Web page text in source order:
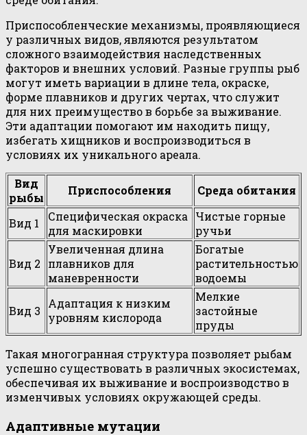
Приспособленческие механизмы, проявляющиеся
у различных видов, являются результатом
сложного взаимодействия наследственных
факторов и внешних условий. Разные группы рыб
могут иметь вариации в длине тела, окраске,
форме плавников и других чертах, что служит
для них преимущество в борьбе за выживание.
Эти адаптации помогают им находить пищу,
избегать хищников и воспроизводиться в
условиях их уникального ареала.
Вид
рыбы
Приспособления Среда обитания
Вид 1
Специфическая окраска
для маскировки
Чистые горные
ручьи
Вид 2
Увеличенная длина
плавников для
маневренности
Богатые
растительностью
водоемы
Вид 3
Адаптация к низким
уровням кислорода
Мелкие
застойные
пруды
Такая многогранная структура позволяет рыбам
успешно существовать в различных экосистемах,
обеспечивая их выживание и воспроизводство в
изменчивых условиях окружающей среды.
Адаптивные мутации